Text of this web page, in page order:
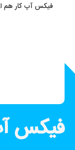
فیکس آپ کار هم
فیکس